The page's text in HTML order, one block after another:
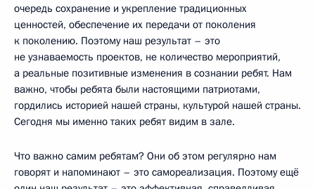
очередь сохранение и укрепление традиционных
ценностей, обеспечение их передачи от поколения
к поколению. Поэтому наш результат – это
не узнаваемость проектов, не количество мероприятий,
а реальные позитивные изменения в сознании ребят. Нам
важно, чтобы ребята были настоящими патриотами,
гордились историей нашей страны, культурой нашей страны.
Сегодня мы именно таких ребят видим в зале.
Что важно самим ребятам? Они об этом регулярно нам
говорят и напоминают – это самореализация. Поэтому ещё